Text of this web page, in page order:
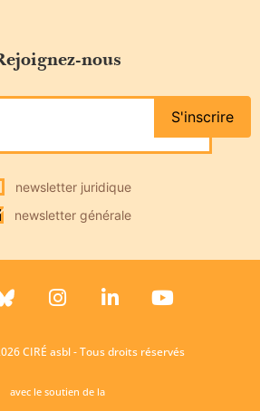
nous
newsletter juridique
newsletter générale
S'inscrire
CIRÉ asbl - Tous droits réservés
avec le soutien de la